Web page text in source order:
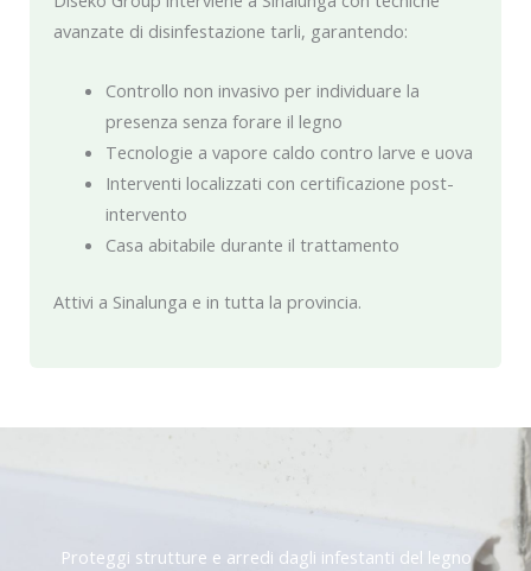
avanzate di disinfestazione tarli, garantendo:
Controllo non invasivo per individuare la
presenza senza forare il legno
Tecnologie a vapore caldo contro larve e uova
Interventi localizzati con certificazione post-
intervento
Casa abitabile durante il trattamento
Attivi a Sinalunga e in tutta la provincia.
Proteggi strutture e arredi dagli infestanti del legno